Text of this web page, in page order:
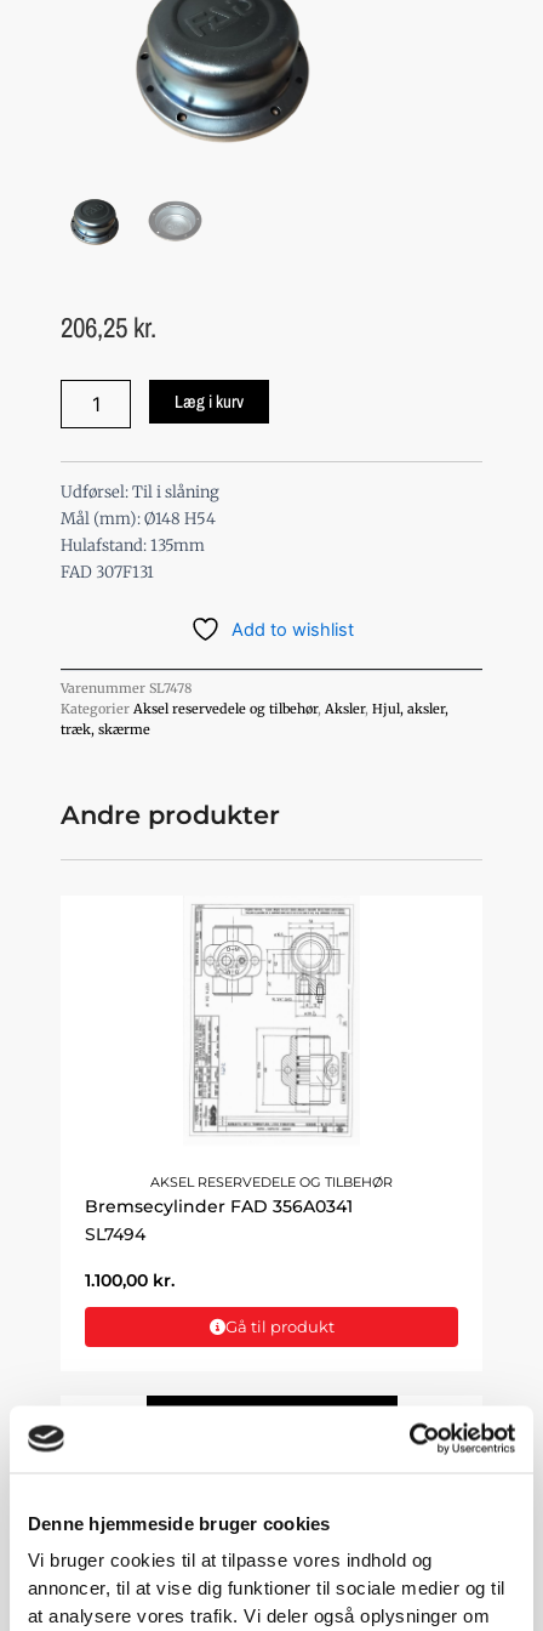
Denne hjemmeside bruger cookies
Vi bruger cookies til at tilpasse vores indhold og
annoncer, til at vise dig funktioner til sociale medier og til
at analysere vores trafik. Vi deler også oplysninger om
206,25kr.
148mm
Læg i kurv
Udførsel: Til i slåning
Mål (mm): Ø148 H54
Hulafstand: 135mm
FAD 307F131
Add to wishlist
Varenummer SL7478
Kategorier Aksel reservedele og tilbehør, Aksler, Hjul, aksler,
træk, skærme
Andre produkter
AKSEL RESERVEDELE OG TILBEHØR
Bremsecylinder FAD 356A0341
SL7494
1.100,00 kr.
Gå til produkt